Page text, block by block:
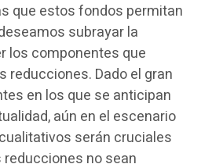
que estos fondos permitan
subrayar la
los componentes que
reducciones. Dado el gran
en los que se anticipan
aún en el escenario
serán cruciales
no sean